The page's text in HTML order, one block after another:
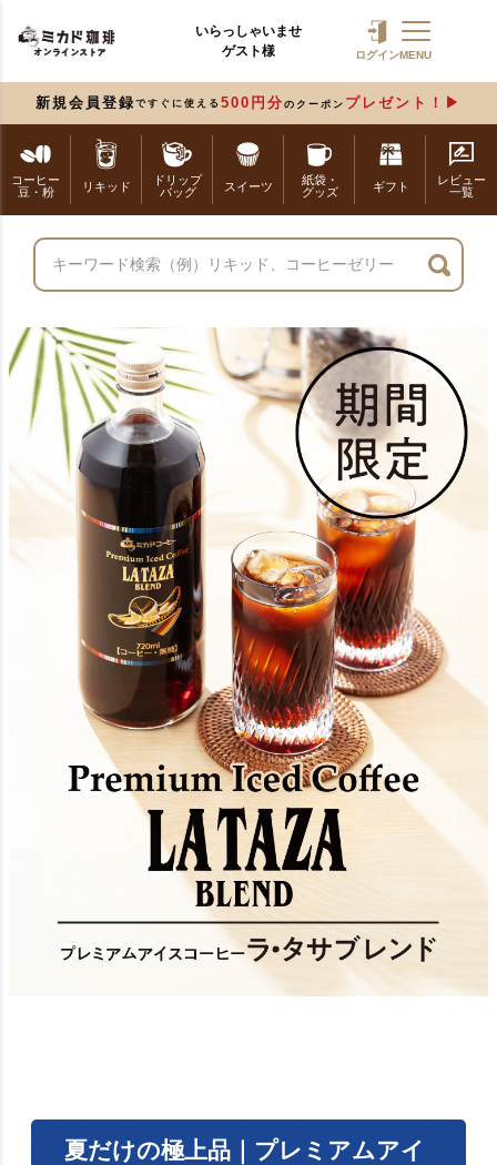
いらっしゃいませ
ゲスト様
ログインMENU
新規会員登録 ですぐに使える 500円分 のクーポン プレゼント！
コーヒー
豆・粉
リキッド
ドリップ
バッグ
スイーツ
紙袋・
グッズ
ギフト
レビュー
一覧
夏だけの極上品｜プレミアムアイ